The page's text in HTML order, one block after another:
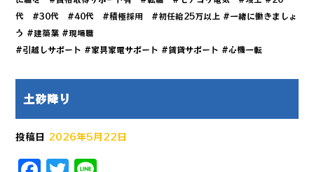
代 #30代 #40代 #積極採用 #初任給25万以上 #一緒に働きましょ
う #建築業 #現場職
#引越しサポート #家具家電サポート #賃貸サポート #心機一転
土砂降り
投稿日 2026年5月22日